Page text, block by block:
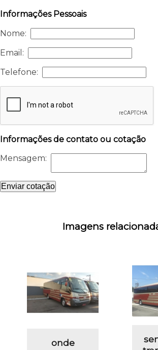
Informações Pessoais
Nome:
Email:
Telefone:
Informações de contato ou cotação
Mensagem:
Enviar cotação
Imagens
onde